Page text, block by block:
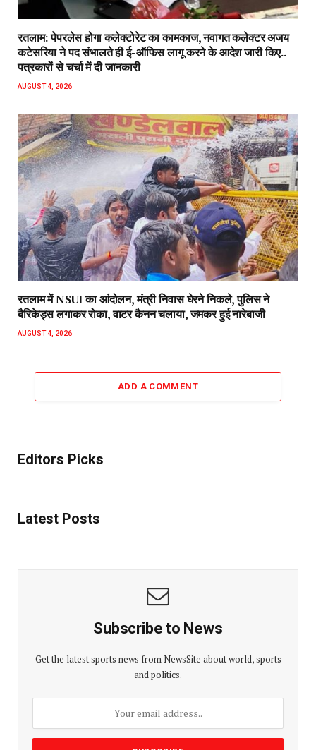
रतलाम: पेपरलेस होगा कलेक्टोरेट का कामकाज, नवागत कलेक्टर अजय
कटेसरिया ने पद संभालते ही ई-ऑफिस लागू करने के आदेश जारी किए..
पत्रकारों से चर्चा में दी जानकारी
AUGUST 4, 2026
रतलाम में NSUI का आंदोलन, मंत्री निवास घेरने निकले, पुलिस ने
बैरिकेड्स लगाकर रोका, वाटर कैनन चलाया, जमकर हुई नारेबाजी
AUGUST 4, 2026
ADD A COMMENT
Editors Picks
Latest Posts
Subscribe to News
Get the latest sports news from NewsSite about world, sports
and politics.